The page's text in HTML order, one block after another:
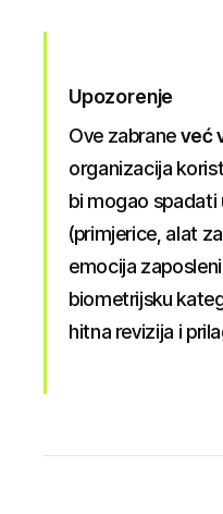
Upozorenje
Ove zabraneveć
organizacija
bi mogao spadati
(primjerice, alat
emocija
biometrijsku
hitna revizija i